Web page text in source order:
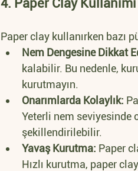
4. Paper Clay
Paper clay kullanırken bazı
Nem Dengesine Dikkat
kalabilir. Bu nedenle,
kurutmayın.
Onarımlarda Kolaylık:
Yeterli nem seviyesinde
şekillendirilebilir.
Yavaş Kurutma: Paper
Hızlı kurutma, paper